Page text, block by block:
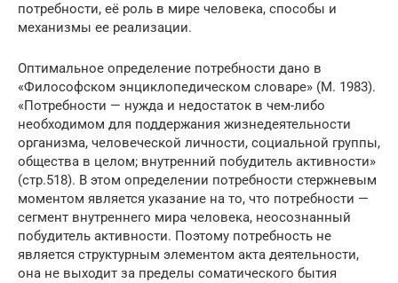
потребности, её роль в мире человека, способы и
механизмы ее реализации.
Оптимальное определение потребности дано в
«Философском энциклопедическом словаре» (М. 1983).
«Потребности — нужда и недостаток в чем-либо
необходимом для поддержания жизнедеятельности
организма, человеческой личности, социальной группы,
общества в целом; внутренний побудитель активности»
(стр.518). В этом определении потребности стержневым
моментом является указание на то, что потребности —
сегмент внутреннего мира человека, неосознанный
побудитель активности. Поэтому потребность не
является структурным элементом акта деятельности,
она не выходит за пределы соматического бытия